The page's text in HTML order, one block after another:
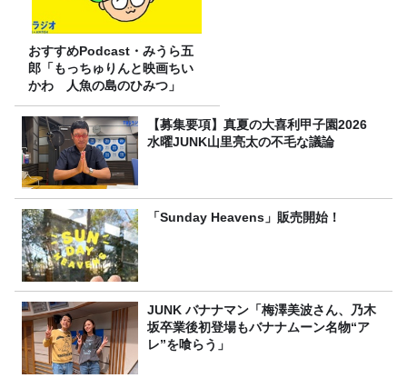
おすすめPodcast・みうら五
郎「もっちゅりんと映画ちい
かわ 人魚の島のひみつ」
【募集要項】真夏の大喜利甲子園2026
水曜JUNK山里亮太の不毛な議論
「Sunday Heavens」販売開始！
JUNK バナナマン「梅澤美波さん、乃木
坂卒業後初登場もバナナムーン名物“ア
レ”を喰らう」